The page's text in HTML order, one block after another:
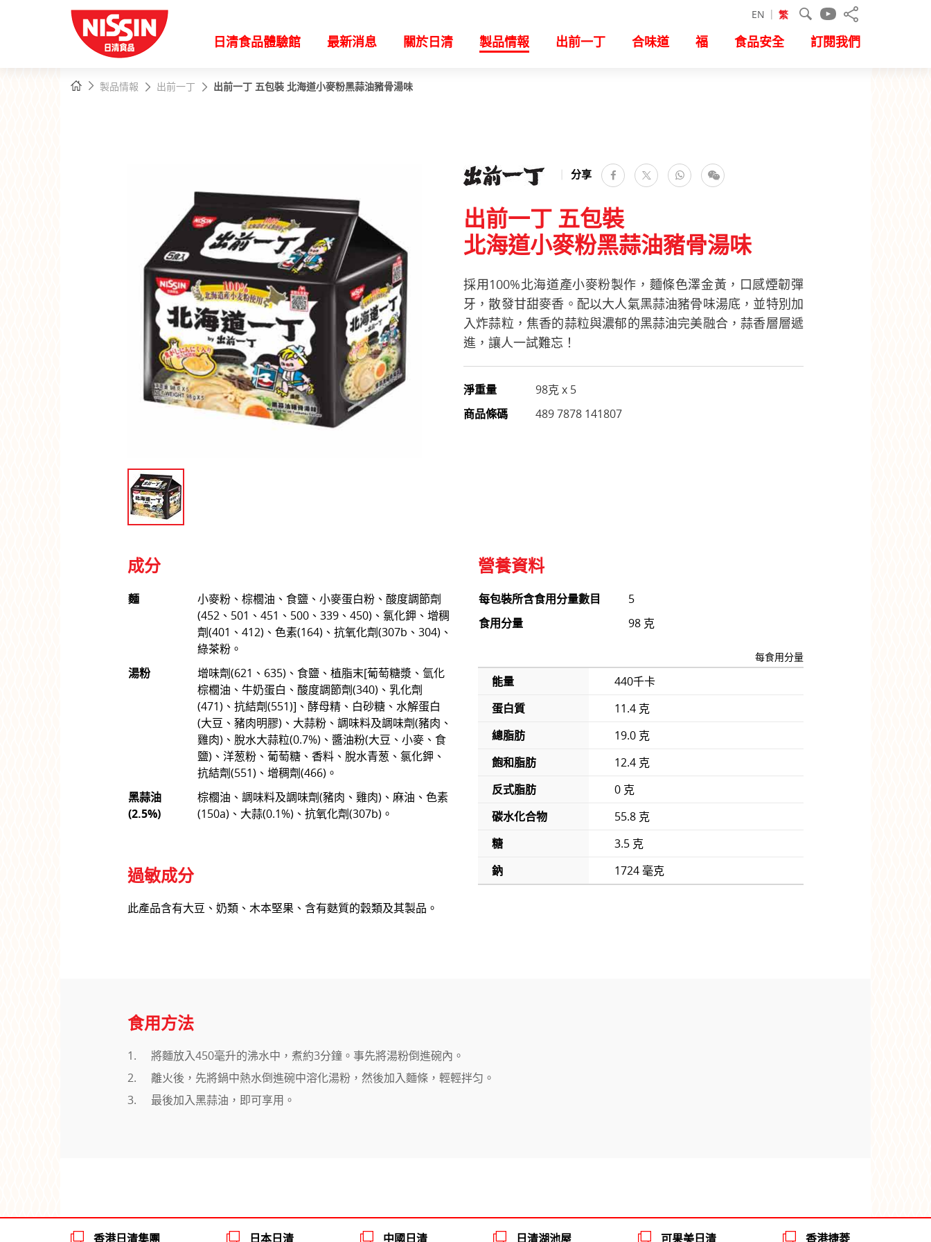
EN 繁
日清食品體驗館 最新消息 關於日清 製品情報 出前一丁 合味道 福 食品安全 訂閱我們
主頁製品情報 出前一丁 出前一丁 五包裝 北海道小麥粉黑蒜油豬骨湯味
分享 facebook推特 WhatsApp
微信
出前一丁 五包裝
北海道小麥粉黑蒜油豬骨湯味
採用100%北海道產小麥粉製作，麵條色澤金黃，口感煙韌彈
牙，散發甘甜麥香。配以大人氣黑蒜油豬骨味湯底，並特別加
入炸蒜粒，焦香的蒜粒與濃郁的黑蒜油完美融合，蒜香層層遞
進，讓人一試難忘！
淨重量
98克 x 5
商品條碼
489 7878 141807
成分
麵
小麥粉、棕櫚油、食鹽、小麥蛋白粉、酸度調節劑
(452、501、451、500、339、450)、氯化鉀、增稠
劑(401、412)、色素(164)、抗氧化劑(307b、304)、
綠茶粉。
湯粉
增味劑(621、635)、食鹽、植脂末[葡萄糖漿、氫化
棕櫚油、牛奶蛋白、酸度調節劑(340)、乳化劑
(471)、抗結劑(551)]、酵母精、白砂糖、水解蛋白
(大豆、豬肉明膠)、大蒜粉、調味料及調味劑(豬肉、
雞肉)、脫水大蒜粒(0.7%)、醬油粉(大豆、小麥、食
鹽)、洋葱粉、葡萄糖、香料、脫水青葱、氯化鉀、
抗結劑(551)、增稠劑(466)。
黑蒜油
(2.5%)
棕櫚油、調味料及調味劑(豬肉、雞肉)、麻油、色素
(150a)、大蒜(0.1%)、抗氧化劑(307b)。
過敏成分
此產品含有大豆、奶類、木本堅果、含有麩質的穀類及其製品。
營養資料
每包裝所含食用分量數目
5
食用分量
98 克
每食用分量
能量
440千卡
蛋白質
11.4 克
總脂肪
19.0 克
飽和脂肪
12.4 克
反式脂肪
0 克
碳水化合物
55.8 克
糖
3.5 克
鈉
1724 毫克
食用方法
將麵放入450毫升的沸水中，煮約3分鐘。事先將湯粉倒進碗內。
離火後，先將鍋中熱水倒進碗中溶化湯粉，然後加入麵條，輕輕拌匀。
最後加入黑蒜油，即可享用。
香港日清集團 日本日清 中國日清 日清湖池屋 可果美日清 香港捷菱